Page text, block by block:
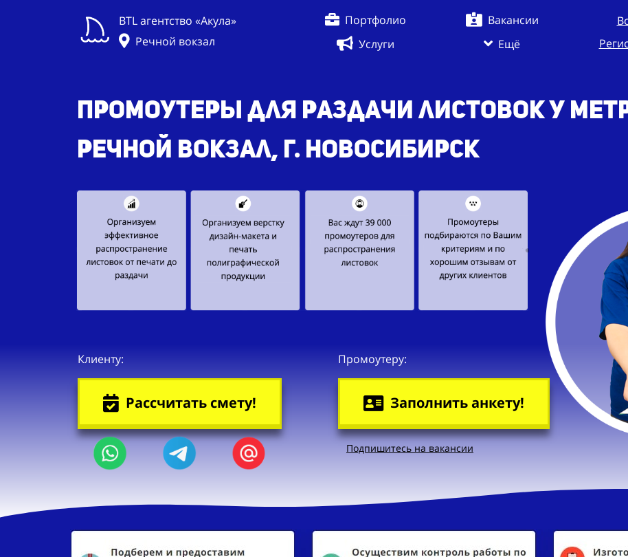
BTL агентство «Акула»
Речной вокзал
Портфолио
Вакансии
Услуги
Ещё
Промоутеры для раздачи листовоку
Речной вокзал, г. Новосибирск
Клиенту:
Рассчитать смету!
Промоутеру:
Заполнить анкету!
Подпишитесь на вакансии